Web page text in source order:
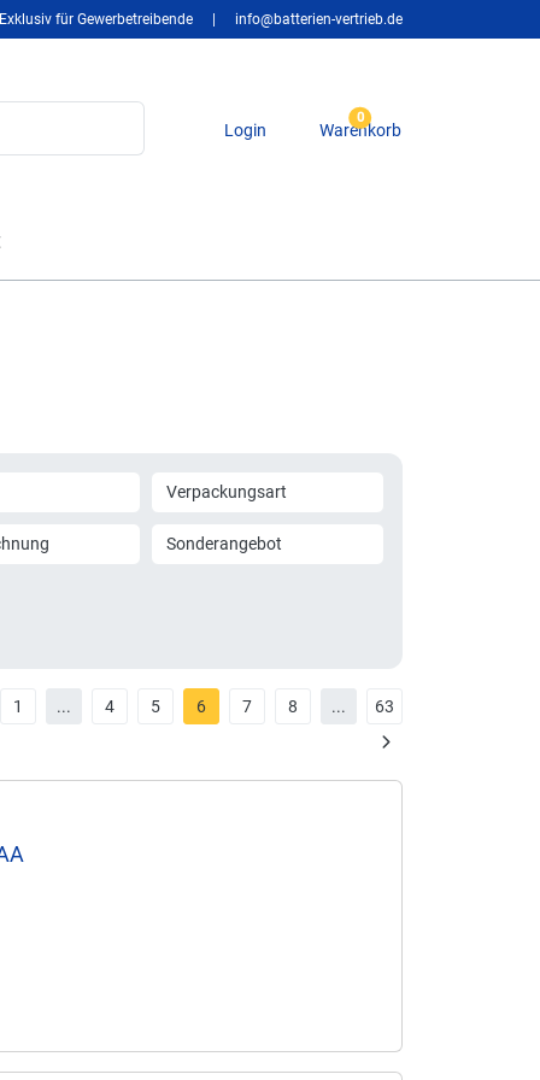
Exklusiv für Gewerbetreibende info@batterien-vertrieb.de
Login
0
Warenkorb
Verpackungsart
Sonderangebot
1 ... 4 5 6 7 8 ... 63